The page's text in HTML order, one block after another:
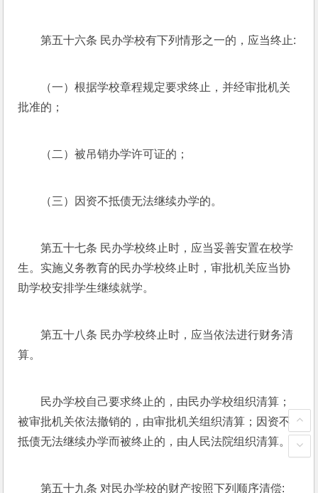
第五十六条 民办学校有下列情形之一的，应当终止:
（一）根据学校章程规定要求终止，并经审批机关
批准的；
（二）被吊销办学许可证的；
（三）因资不抵债无法继续办学的。
第五十七条 民办学校终止时，应当妥善安置在校学
生。实施义务教育的民办学校终止时，审批机关应当协
助学校安排学生继续就学。
第五十八条 民办学校终止时，应当依法进行财务清
算。
民办学校自己要求终止的，由民办学校组织清算；
被审批机关依法撤销的，由审批机关组织清算；因资不
抵债无法继续办学而被终止的，由人民法院组织清算。
第五十九条 对民办学校的财产按照下列顺序清偿: